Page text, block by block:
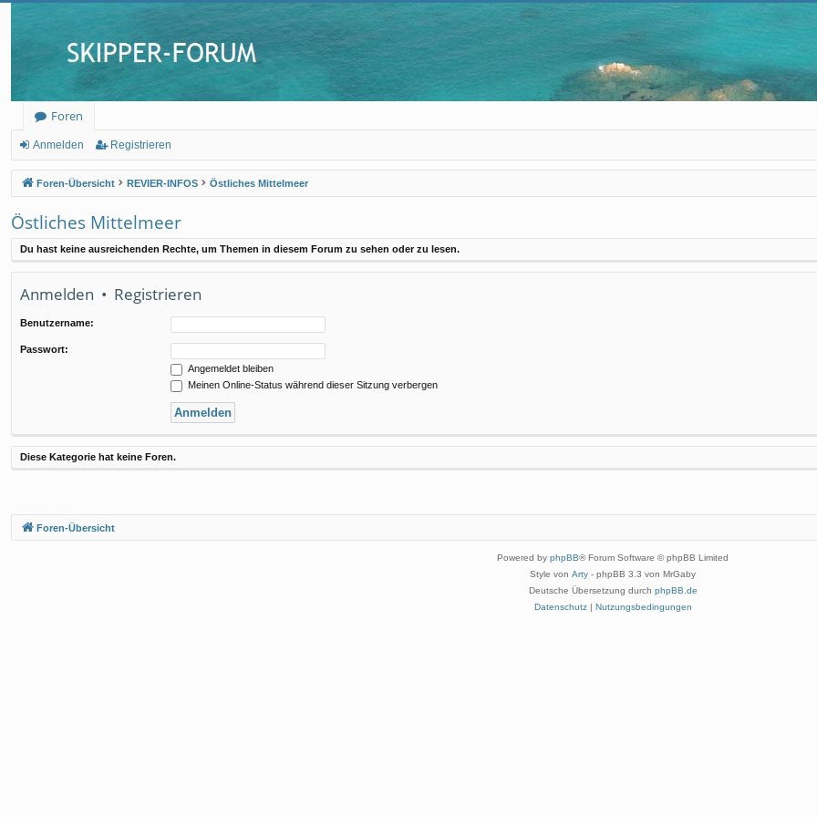
Foren
Anmelden Registrieren
Foren-Übersicht REVIER-INFOS Östliches Mittelmeer
Östliches Mittelmeer
Du hast keine ausreichenden Rechte, um Themen in diesem Forum zu sehen oder zu lesen.
Anmelden • Registrieren
Benutzername:
Passwort:
Angemeldet bleiben
Meinen Online-Status während dieser Sitzung verbergen
Diese Kategorie hat keine Foren.
Foren-Übersicht
Powered by phpBB® Forum Software © phpBB Limited
Style von Arty - phpBB 3.3 von MrGaby
Deutsche Übersetzung durch phpBB.de
Datenschutz| Nutzungsbedingungen